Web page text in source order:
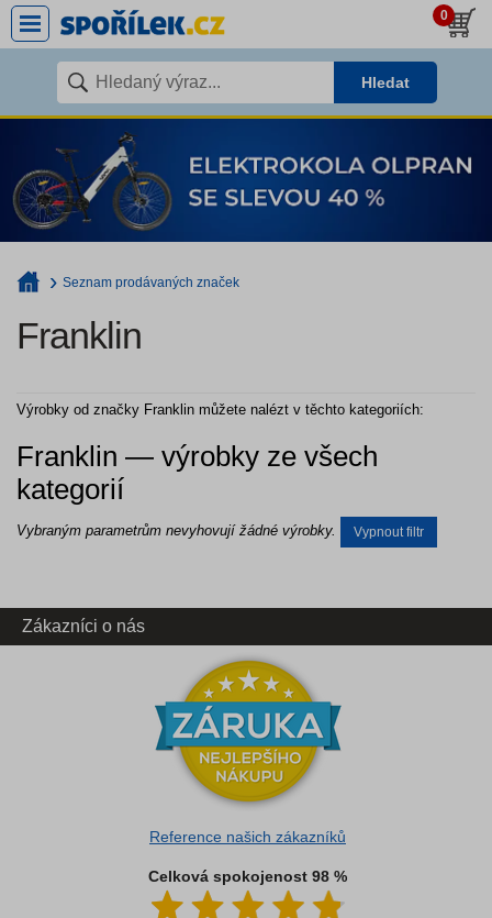
0
Hledat
Seznam prodávaných značek
Franklin
Výrobky od značky Franklin můžete nalézt v těchto kategoriích:
Franklin — výrobky ze všech
kategorií
Vybraným parametrům nevyhovují žádné výrobky. Vypnout filtr
Zákazníci o nás
Reference našich zákazníků
Celková spokojenost 98 %